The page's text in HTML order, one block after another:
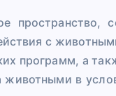
пространство,
с
программ, а
животными в